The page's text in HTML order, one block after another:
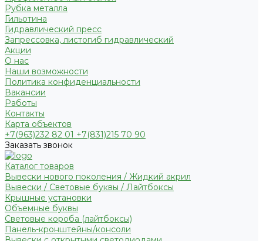
Рубка металла
Гильотина
Гидравлический пресс
Запрессовка, листогиб гидравлический
Акции
О нас
Наши возможности
Политика конфиденциальности
Вакансии
Работы
Контакты
Карта объектов
+7(963)232 82 01 +7(831)215 70 90
Заказать звонок
Каталог товаров
Вывески нового поколения / Жидкий акрил
Вывески / Световые буквы / Лайтбоксы
Крышные установки
Объемные буквы
Световые короба (лайтбоксы)
Панель-кронштейны/консоли